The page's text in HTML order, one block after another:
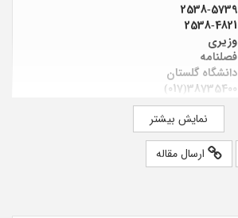
2538-5739
2538-4821
وزیری
فصلنامه
دانشگاه گلستان
38735400(017)
32303988(017)
http://gps.gu.ac.ir
دانشگاه گلستان
دکتر خدارحم بزی
دکتر جعفر میرکتولی
رقیمی؛ جعفر میرکتولی؛ علیرضا خواجه
نمایش بیشتر
ارسال مقاله